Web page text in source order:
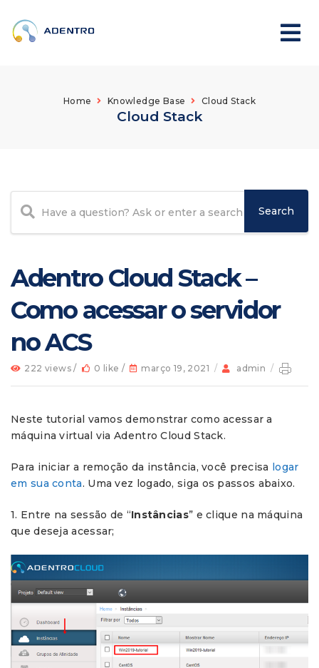
Home Knowledge Base Cloud Stack
Cloud Stack
Adentro Cloud Stack –
Como acessar o servidor
no ACS
222 views / 0 like / março 19, 2021 / admin /
Neste tutorial vamos demonstrar como acessar a
máquina virtual via Adentro Cloud Stack.
Para iniciar a remoção da instância, você precisa logar
em sua conta. Uma vez logado, siga os passos abaixo.
1. Entre na sessão de “Instâncias” e clique na máquina
que deseja acessar;